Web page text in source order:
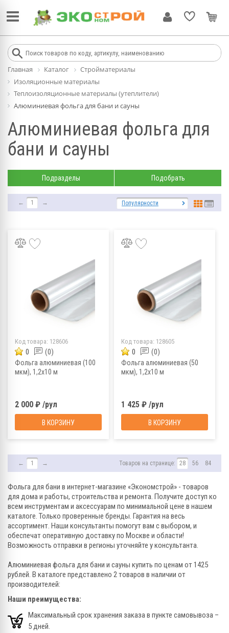
Главная Каталог
Стройматериалы
Изоляционные материалы
Теплоизоляционные материалы (утеплители)
Алюминиевая фольга для бани и сауны
Алюминиевая фольга для
бани и сауны
Подразделы Подобрать
← 1 → Популярности
Код товара: 128606
0 (0)
Фольга алюминиевая (100
мкм), 1,2х10 м
2 000 ₽ /рул
В КОРЗИНУ
Код товара: 128605
0 (0)
Фольга алюминиевая (50
мкм), 1,2х10 м
1 425 ₽ /рул
В КОРЗИНУ
← 1 → Товаров на странице: 28 56 84
Фольга для бани в интернет-магазине «Экономстрой» - товаров
для дома и работы, строительства и ремонта. Получите доступ ко
всем инструментам и аксессуарам по минимальной цене в нашем
каталоге. Только проверенные бренды. Гарантия на весь
ассортимент. Наши консультанты помогут вам с выбором, и
обеспечат оперативную доставку по Москве и области!
Возможность отправки в регионы уточняйте у консультанта.
Алюминиевая фольга для бани и сауны купить по ценам от 1425
рублей. В каталоге представлено 2 товаров в наличии от
производителей:
Наши преимущества:
Максимальный срок хранения заказа в пункте самовывоза –
5 дней.